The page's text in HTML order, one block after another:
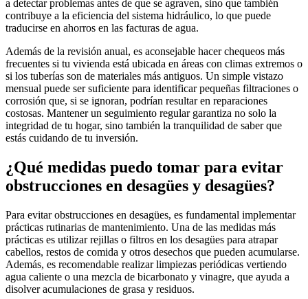
a detectar problemas antes de que se agraven, sino que también
contribuye a la eficiencia del sistema hidráulico, lo que puede
traducirse en ahorros en las facturas de agua.
Además de la revisión anual, es aconsejable hacer chequeos más
frecuentes si tu vivienda está ubicada en áreas con climas extremos o
si los tuberías son de materiales más antiguos. Un simple vistazo
mensual puede ser suficiente para identificar pequeñas filtraciones o
corrosión que, si se ignoran, podrían resultar en reparaciones
costosas. Mantener un seguimiento regular garantiza no solo la
integridad de tu hogar, sino también la tranquilidad de saber que
estás cuidando de tu inversión.
¿Qué medidas puedo tomar para evitar
obstrucciones en desagües y desagües?
Para evitar obstrucciones en desagües, es fundamental implementar
prácticas rutinarias de mantenimiento. Una de las medidas más
prácticas es utilizar rejillas o filtros en los desagües para atrapar
cabellos, restos de comida y otros desechos que pueden acumularse.
Además, es recomendable realizar limpiezas periódicas vertiendo
agua caliente o una mezcla de bicarbonato y vinagre, que ayuda a
disolver acumulaciones de grasa y residuos.